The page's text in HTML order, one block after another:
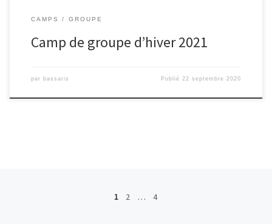
CAMPS GROUPE
Camp de groupe d’hiver 2021
par bassaris Publié22 septembre 2020
Navigation dans les articles
1 2 … 4